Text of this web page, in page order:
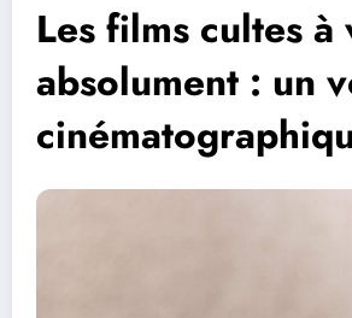
Les films cultes
absolument : un